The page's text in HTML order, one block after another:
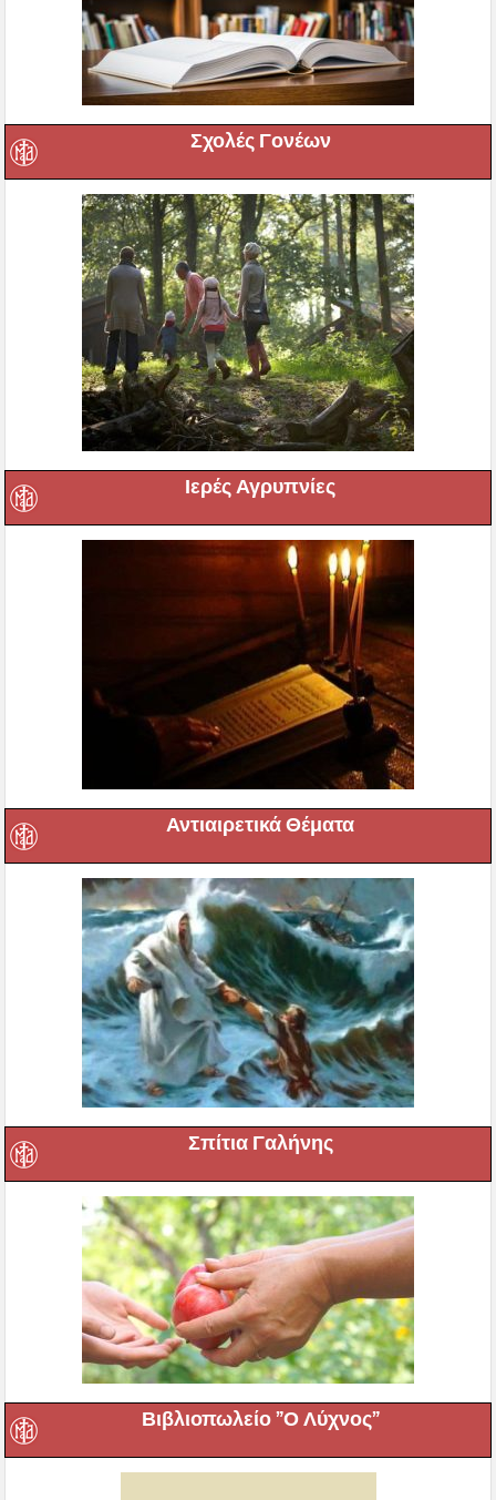
Σχολές Γονέων
Ιερές Αγρυπνίες
Αντιαιρετικά Θέματα
Σπίτια Γαλήνης
Βιβλιοπωλείο ”Ο Λύχνος”